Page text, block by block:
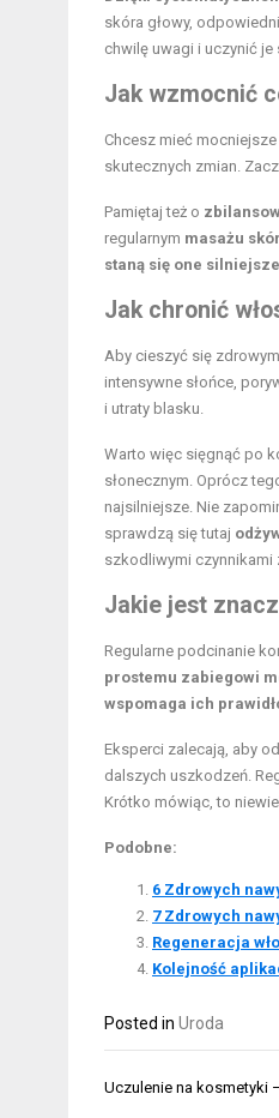
skóra głowy,
chwilę uwagi i uczynić je
Jak wzmocnić
Chcesz mieć
skutecznych zmian.
Pamiętaj też o
regularnym masażu
staną się one
Jak chronić
Aby cieszyć się
intensywne słońce,
i utraty blasku.
Warto więc sięgnąć po
słonecznym. Oprócz
najsilniejsze. Nie
sprawdzą się tutaj
szkodliwymi czynnikami
Jakie jest
Regularne podcinanie
prostemu zabiegowi
wspomaga ich
Eksperci zalecają, aby
dalszych uszkodzeń.
Krótko mówiąc, to
Podobne:
6 Zdrowych
7 Zdrowych
Regeneracja
Kolejność
Posted in Uroda
Nawigacja
Uczulenie na kosmetyki